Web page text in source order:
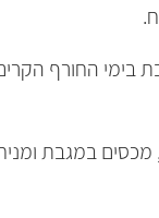
החורף
במגבת